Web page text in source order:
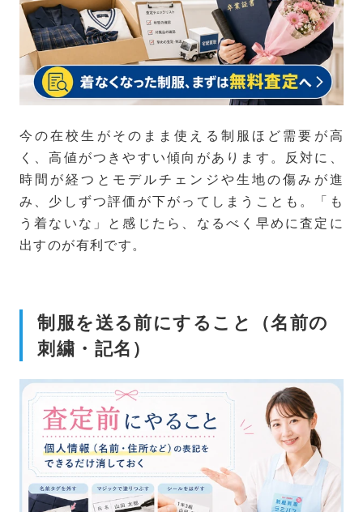
今の在校生がそのまま使える制服ほど需要が高
く、高値がつきやすい傾向があります。反対に、
時間が経つとモデルチェンジや生地の傷みが進
み、少しずつ評価が下がってしまうことも。「も
う着ないな」と感じたら、なるべく早めに査定に
出すのが有利です。
制服を送る前にすること（名前の
刺繍・記名）